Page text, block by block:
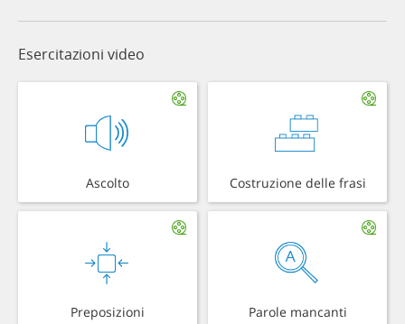
Esercitazioni video
Ascolto Costruzione delle frasi
Preposizioni Parole mancanti